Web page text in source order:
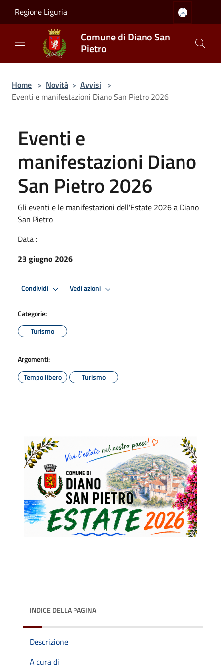
Regione Liguria
Comune di Diano San
Pietro
Home > Novità > Avvisi >
Eventi e manifestazioni Diano San Pietro 2026
Eventi e
manifestazioni Diano
San Pietro 2026
Gli eventi e le manifestazioni dell'Estate 2026 a Diano
San Pietro
Data :
23 giugno 2026
Condividi Vedi azioni
Categorie:
Turismo
Argomenti:
Tempo libero
Turismo
INDICE DELLA PAGINA
Descrizione
A cura di